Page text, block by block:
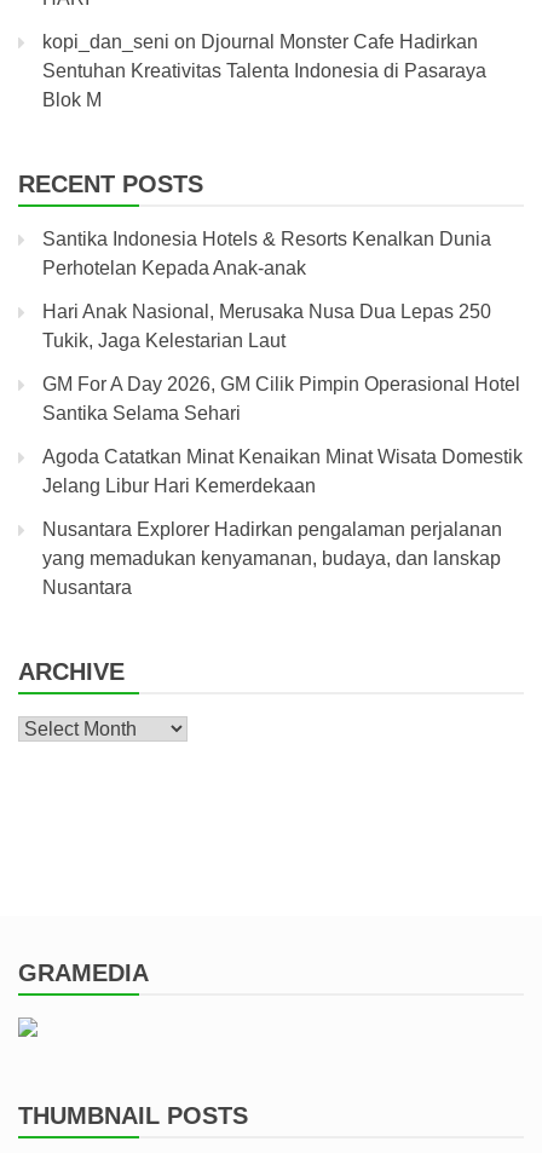
kopi_dan_seni on Djournal Monster Cafe Hadirkan
Sentuhan Kreativitas Talenta Indonesia di Pasaraya
Blok M
RECENT POSTS
Santika Indonesia Hotels & Resorts Kenalkan Dunia
Perhotelan Kepada Anak-anak
Hari Anak Nasional, Merusaka Nusa Dua Lepas 250
Tukik, Jaga Kelestarian Laut
GM For A Day 2026, GM Cilik Pimpin Operasional Hotel
Santika Selama Sehari
Agoda Catatkan Minat Kenaikan Minat Wisata Domestik
Jelang Libur Hari Kemerdekaan
Nusantara Explorer Hadirkan pengalaman perjalanan
yang memadukan kenyamanan, budaya, dan lanskap
Nusantara
ARCHIVE
Archive
GRAMEDIA
THUMBNAIL POSTS